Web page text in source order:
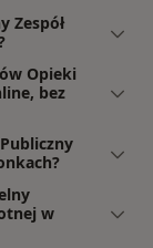
Zespół
Opieki
bez
w